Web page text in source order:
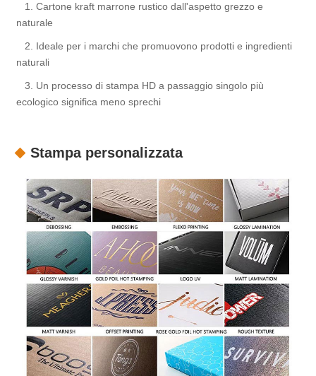
1. Cartone kraft marrone rustico dall'aspetto grezzo e
naturale
2. Ideale per i marchi che promuovono prodotti e ingredienti
naturali
3. Un processo di stampa HD a passaggio singolo più
ecologico significa meno sprechi
Stampa personalizzata